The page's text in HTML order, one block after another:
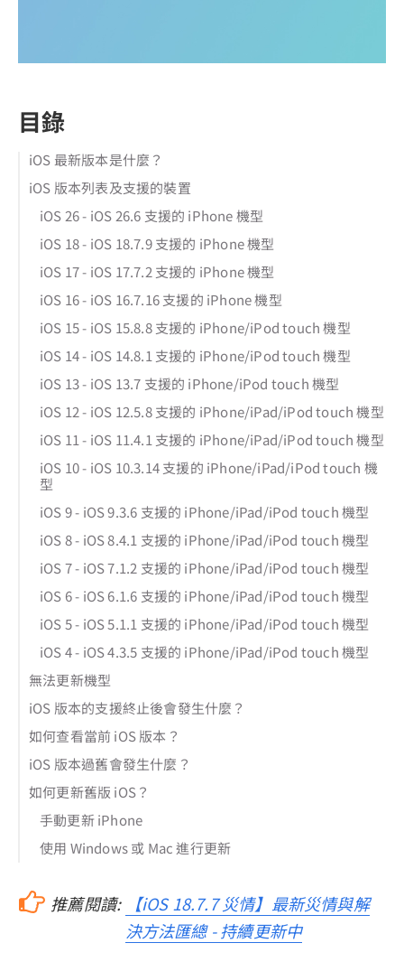
目錄
iOS 最新版本是什麼？
iOS 版本列表及支援的裝置
iOS 26 - iOS 26.6 支援的 iPhone 機型
iOS 18 - iOS 18.7.9 支援的 iPhone 機型
iOS 17 - iOS 17.7.2 支援的 iPhone 機型
iOS 16 - iOS 16.7.16 支援的 iPhone 機型
iOS 15 - iOS 15.8.8 支援的 iPhone/iPod touch 機型
iOS 14 - iOS 14.8.1 支援的 iPhone/iPod touch 機型
iOS 13 - iOS 13.7 支援的 iPhone/iPod touch 機型
iOS 12 - iOS 12.5.8 支援的 iPhone/iPad/iPod touch 機型
iOS 11 - iOS 11.4.1 支援的 iPhone/iPad/iPod touch 機型
iOS 10 - iOS 10.3.14 支援的 iPhone/iPad/iPod touch 機
型
iOS 9 - iOS 9.3.6 支援的 iPhone/iPad/iPod touch 機型
iOS 8 - iOS 8.4.1 支援的 iPhone/iPad/iPod touch 機型
iOS 7 - iOS 7.1.2 支援的 iPhone/iPad/iPod touch 機型
iOS 6 - iOS 6.1.6 支援的 iPhone/iPad/iPod touch 機型
iOS 5 - iOS 5.1.1 支援的 iPhone/iPad/iPod touch 機型
iOS 4 - iOS 4.3.5 支援的 iPhone/iPad/iPod touch 機型
無法更新機型
iOS 版本的支援終止後會發生什麼？
如何查看當前 iOS 版本？
iOS 版本過舊會發生什麼？
如何更新舊版 iOS？
手動更新 iPhone
使用 Windows 或 Mac 進行更新
推薦閱讀:
【iOS 18.7.7 災情】最新災情與解
決方法匯總 - 持續更新中